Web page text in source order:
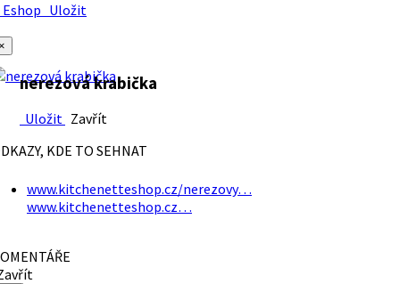
Uložit
nerezová krabička
Uložit Zavřít
KDE TO SEHNAT
www.kitchenetteshop.cz/nerezovy…
www.kitchenetteshop.cz…